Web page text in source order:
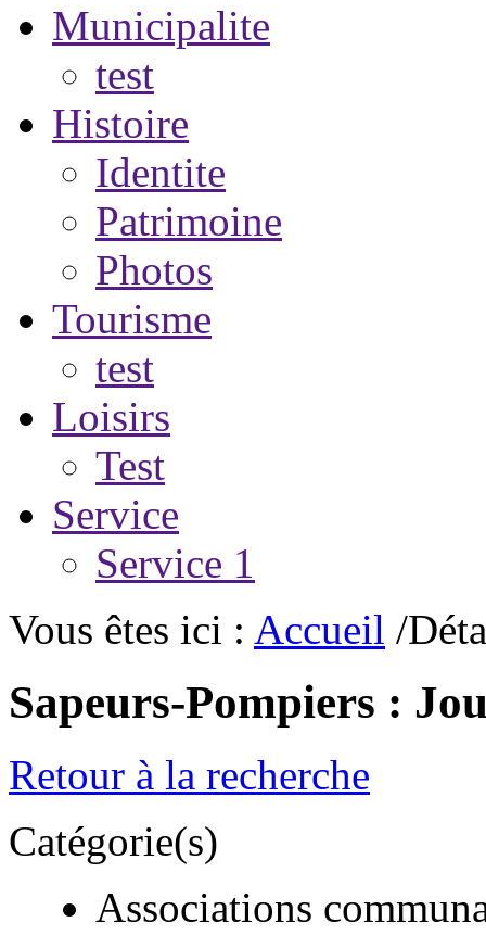
Municipalite
test
Histoire
Identite
Patrimoine
Photos
Tourisme
test
Loisirs
Test
Service
Service 1
Vous êtes ici : Accueil /
Sapeurs-Pompiers :
Retour à la recherche
Catégorie(s)
Associations